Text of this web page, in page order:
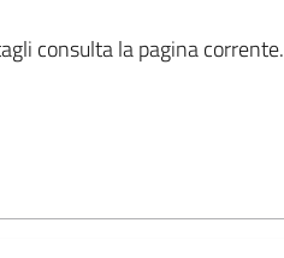
consulta la pagina corrente.